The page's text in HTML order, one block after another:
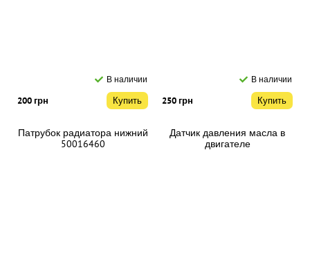
В наличии
200 грн Купить
Патрубок радиатора нижний
50016460
В наличии
250 грн Купить
Датчик давления масла в
двигателе